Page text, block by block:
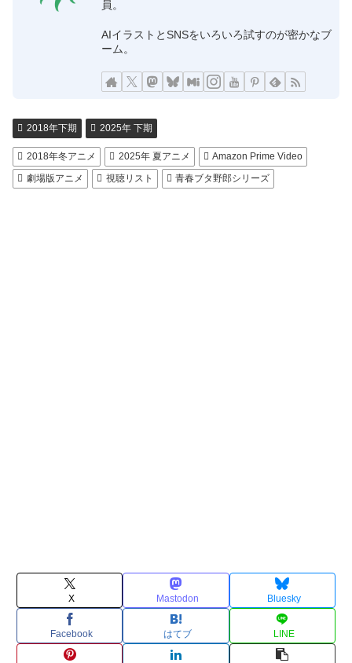
員。
AIイラストとSNSをいろいろ試すのが密かなブ
ーム。
2018年下期 2025年 下期
2018年冬アニメ 2025年 夏アニメ
Amazon Prime Video
劇場版アニメ
視聴リスト 青春ブタ野郎シリーズ
X Mastodon Bluesky
Facebook はてブ LINE